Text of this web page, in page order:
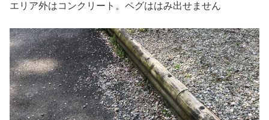
エリア外はコンクリート。ペグははみ出せません